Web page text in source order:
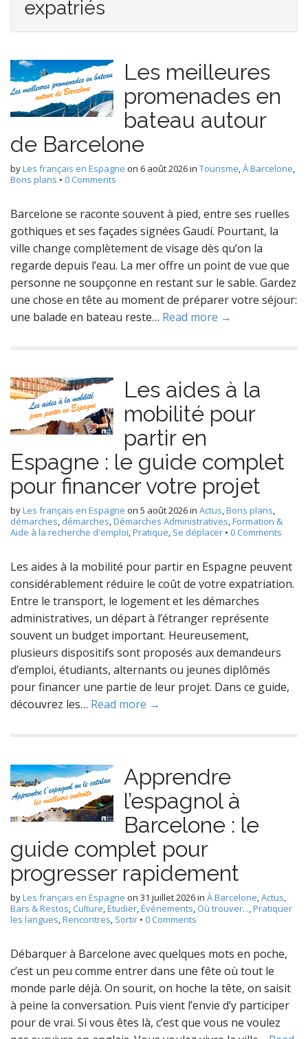
expatriés
Les meilleures
promenades en
bateau autour
de Barcelone
byLes français en Espagne on 6 août 2026in Tourisme,À Barcelone,
Bons plans • 0 Comments
Barcelone se raconte souvent à pied, entre ses ruelles
gothiques et ses façades signées Gaudí. Pourtant, la
ville change complètement de visage dès qu’on la
regarde depuis l’eau. La mer offre un point de vue que
personne ne soupçonne en restant sur le sable. Gardez
une chose en tête au moment de préparer votre séjour:
une balade en bateau reste… Read more →
Les aides à la
mobilité pour
partir en
Espagne : le guide complet
pour financer votre projet
byLes français en Espagne on 5 août 2026in Actus,Bons plans,
démarches, démarches,Démarches Administratives,Formation &
Aide à la recherche d'emploi,Pratique, Se déplacer • 0 Comments
Les aides à la mobilité pour partir en Espagne peuvent
considérablement réduire le coût de votre expatriation.
Entre le transport, le logement et les démarches
administratives, un départ à l’étranger représente
souvent un budget important. Heureusement,
plusieurs dispositifs sont proposés aux demandeurs
d’emploi, étudiants, alternants ou jeunes diplômés
pour financer une partie de leur projet. Dans ce guide,
découvrez les… Read more →
Apprendre
l’espagnol à
Barcelone : le
guide complet pour
progresser rapidement
byLes français en Espagne on 31 juillet 2026in À Barcelone,Actus,
Bars & Restos, Culture,Etudier,Événements, Où trouver...,Pratiquer
les langues,Rencontres, Sortir • 0 Comments
Débarquer à Barcelone avec quelques mots en poche,
c’est un peu comme entrer dans une fête où tout le
monde parle déjà. On sourit, on hoche la tête, on saisit
à peine la conversation. Puis vient l’envie d’y participer
pour de vrai. Si vous êtes là, c’est que vous ne voulez